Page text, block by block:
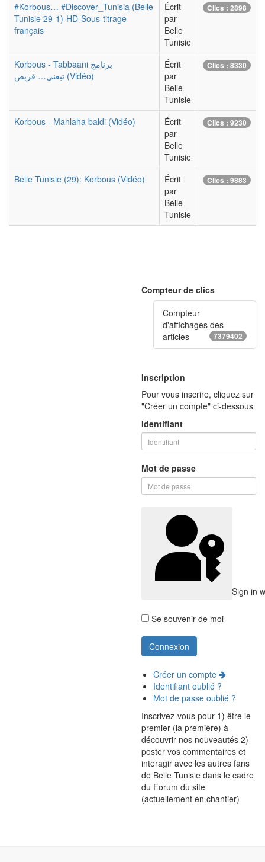
#Korbous… #Discover_Tunisia (Belle
Tunisie 29-1)-HD-Sous-titrage
français
Écrit
par
Belle
Tunisie
Clics : 2898
Korbous - Tabbaani برنامج
تبعني… قربص (Vidéo)
Écrit
par
Belle
Tunisie
Clics : 8330
Korbous - Mahlaha baldi (Vidéo)
Écrit
par
Belle
Tunisie
Clics : 9230
Belle Tunisie (29): Korbous (Vidéo)
Écrit
par
Belle
Tunisie
Clics : 9883
Compteur de clics
Compteur
d'affichages des
articles
7379402
Inscription
Pour vous inscrire, cliquez sur
"Créer un compte" ci-dessous
Identifiant
Mot de passe
Sign in
Se souvenir de moi
Créer un compte
Identifiant oublié ?
Mot de passe oublié ?
Inscrivez-vous pour 1) être le
premier (la première) à
découvrir nos nouveautés 2)
poster vos commentaires et
interagir avec les autres fans
de Belle Tunisie dans le cadre
du Forum du site
(actuellement en chantier)